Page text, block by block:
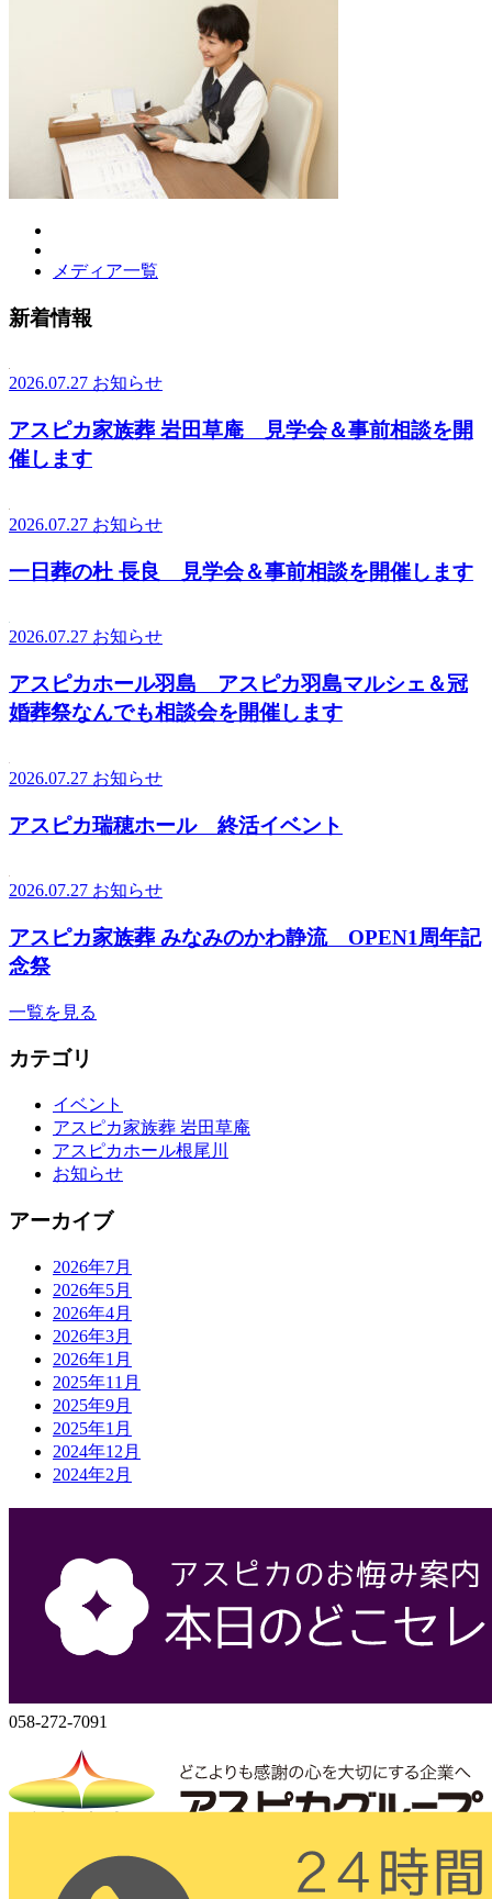
メディア一覧
新着情報
2026.07.27 お知らせ
アスピカ家族葬 岩田草庵 見学会＆事前相談を開
催します
2026.07.27 お知らせ
一日葬の杜 長良 見学会＆事前相談を開催します
2026.07.27 お知らせ
アスピカホール羽島 アスピカ羽島マルシェ＆冠
婚葬祭なんでも相談会を開催します
2026.07.27 お知らせ
アスピカ瑞穂ホール 終活イベント
2026.07.27 お知らせ
アスピカ家族葬 みなみのかわ静流 OPEN1周年記
念祭
一覧を見る
カテゴリ
イベント
アスピカ家族葬 岩田草庵
アスピカホール根尾川
お知らせ
アーカイブ
2026年7月
2026年5月
2026年4月
2026年3月
2026年1月
2025年11月
2025年9月
2025年1月
2024年12月
2024年2月
株式会社アスピカ
500-8357
岐阜県岐阜市六条大溝1丁目2‐3
058-272-7091
株式会社アスピカ
〒500-8357